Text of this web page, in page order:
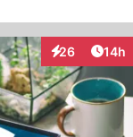
26
Interaktionen
14h